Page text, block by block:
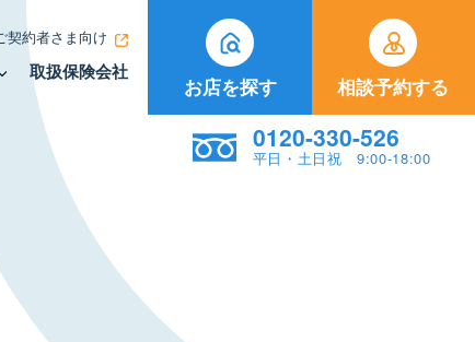
契約者さま向け
取扱保険会社
お店を探す 相談予約する
0120-330-526
平日・土日祝 9:00-18:00